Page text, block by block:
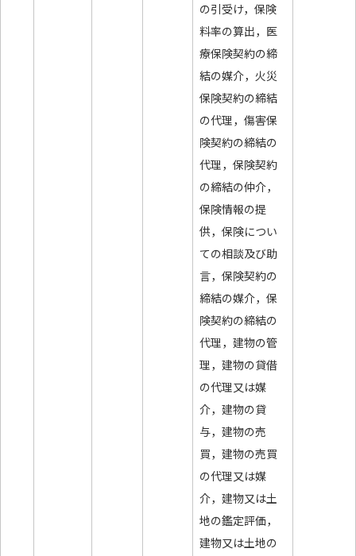
の引受け，保険
料率の算出，医
療保険契約の締
結の媒介，火災
保険契約の締結
の代理，傷害保
険契約の締結の
代理，保険契約
の締結の仲介，
保険情報の提
供，保険につい
ての相談及び助
言，保険契約の
締結の媒介，保
険契約の締結の
代理，建物の管
理，建物の貸借
の代理又は媒
介，建物の貸
与，建物の売
買，建物の売買
の代理又は媒
介，建物又は土
地の鑑定評価，
建物又は土地の